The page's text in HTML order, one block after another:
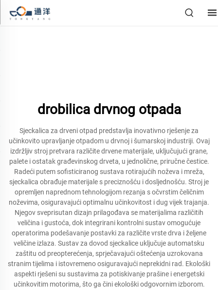
drobilica drvnog otpada
Sjeckalica za drveni otpad predstavlja inovativno rješenje za
učinkovito upravljanje otpadom u drvnoj i šumarskoj industriji. Ovaj
izdržljiv stroj pretvara različite drvene materijale, uključujući grane,
palete i ostatak građevinskog drveta, u jednolične, priručne čestice.
Radeći putem sofisticiranog sustava rotirajućih noževa i mreža,
sjeckalica obrađuje materijale s preciznošću i dosljednošću. Stroj je
opremljen naprednom tehnologijom rezanja s očvrstim čeličnim
noževima, osiguravajući optimalnu učinkovitost i dug vijek trajanja.
Njegov sveprisutan dizajn prilagođava se materijalima različitih
veličina i gustoća, dok integrirani kontrolni sustav omogućuje
operatorima podešavanje postavki za različite vrste drva i željene
veličine izlaza. Sustav za dovod sjeckalice uključuje automatsku
zaštitu od preopterećenja, sprječavajući oštećenja uzrokovana
stranim tijelima i istovremeno osiguravajući neprekidni rad. Ekološki
aspekti rješeni su sustavima za potiskivanje prašine i energetski
učinkovitim motorima, što ga čini ekološki odgovornim izborom.